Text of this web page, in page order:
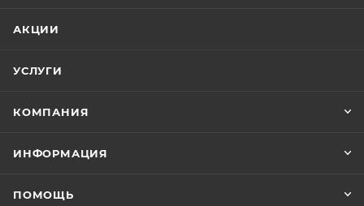
АКЦИИ
УСЛУГИ
КОМПАНИЯ
ИНФОРМАЦИЯ
ПОМОЩЬ